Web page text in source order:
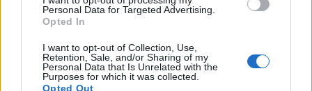
Personal Data for Targeted Advertising.
Opted In
I want to opt-out of Collection, Use,
Retention, Sale, and/or Sharing of my
Personal Data that Is Unrelated with the
Purposes for which it was collected.
Opted Out
Αισθητή32° / 35°
Απόγευμα